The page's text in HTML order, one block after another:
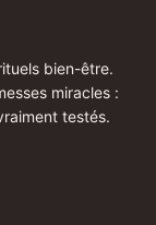
bien-être.
miracles :
testés.